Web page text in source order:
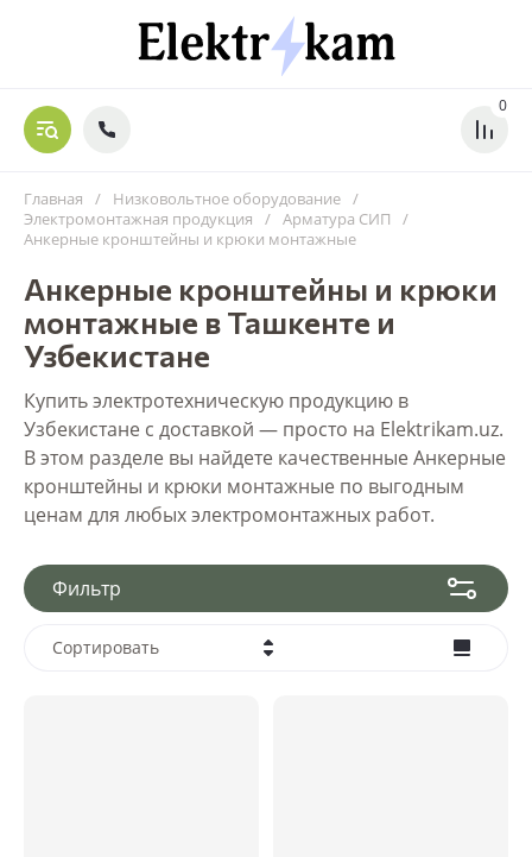
0
Главная / Низковольтное оборудование /
Электромонтажная продукция
/ Арматура СИП
/
Анкерные кронштейны и крюки монтажные
Анкерные кронштейны и крюки
монтажные в Ташкенте и
Узбекистане
Купить электротехническую продукцию в
Узбекистане с доставкой — просто на Elektrikam.uz.
В этом разделе вы найдете качественные Анкерные
кронштейны и крюки монтажные по выгодным
ценам для любых электромонтажных работ.
Фильтр
Сортировать